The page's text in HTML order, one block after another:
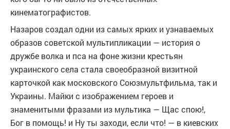
кинематографистов.
Назаров создал одни из самых ярких и узнаваемых
образов советской мультипликации — история о
дружбе волка и пса на фоне жизни крестьян
украинского села стала своеобразной визитной
карточкой как московского Союзмультфильма, так и
Украины. Майки с изображением героев и
знаменитыми фразами из мультика — Щас спою!,
Бог в помощь! и Ну ты заходи, если что! — в киевских